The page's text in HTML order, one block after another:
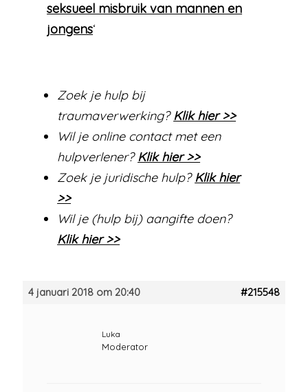
seksueel misbruik van mannen en
jongens‘
Zoek je hulp bij
traumaverwerking?Klik hier >>
Wil je online contact met een
hulpverlener?Klik hier >>
Zoek je juridische hulp?Klik hier
>>
Wil je (hulp bij) aangifte doen?
Klik hier >>
4 januari 2018 om 20:40 #215548
Luka
Moderator